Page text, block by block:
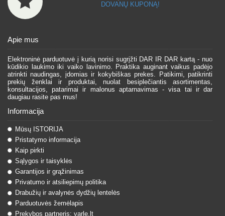
DOVANŲ KUPONĄ!
Apie mus
Elektroninė parduotuvė į kurią norisi sugrįžti DAR IR DAR kartą - nuo
kūdikio laukimo iki vaiko lavinimo. Praktika auginant vaikus padėjo
atrinkti naudingas, įdomias ir kokybiškas prekes. Patikimi, patikrinti
prekių ženklai ir produktai, nuolat besiplečiantis asortimentas,
konsultacijos, patarimai ir malonus aptarnavimas - visa tai ir dar
daugiau rasite pas mus!
Informacija
Mūsų ISTORIJA
Pristatymo informacija
Kaip pirkti
Sąlygos ir taisyklės
Garantijos ir grąžinimas
Privatumo ir atsiliepimų politika
Drabužių ir avalynės dydžių lentelės
Parduotuvės žemėlapis
Prekybos partneris: varle.lt